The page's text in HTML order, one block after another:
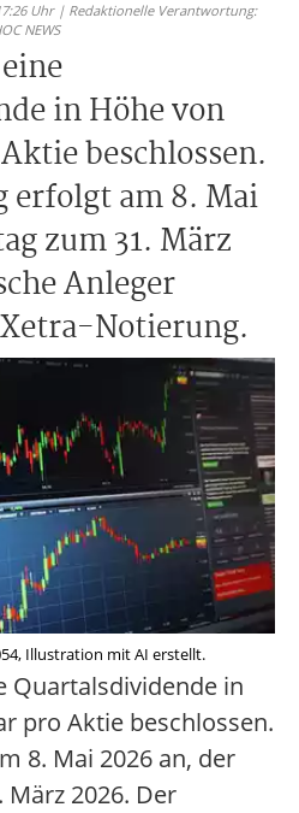
Uhr | Redaktionelle Verantwortung:
NEWS
in Höhe von
beschlossen.
erfolgt am 8. Mai
zum 31. März
Anleger
Notierung.
Illustration mit AI erstellt.
Quartalsdividende in
pro Aktie beschlossen.
8. Mai 2026 an, der
2026. Der